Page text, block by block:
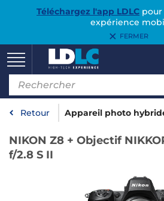
Téléchargez l'app LDLCpour
expérience
FERMER
Retour Appareil photo
NIKON Z8 + Objectif
f/2.8 S II